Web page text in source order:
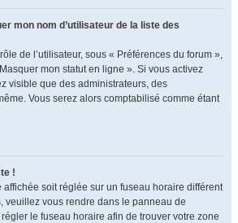
mon nom d’utilisateur de la liste des
de l’utilisateur, sous « Préférences du forum »,
mon statut en ligne ». Si vous activez
visible que des administrateurs, des
Vous serez alors comptabilisé comme étant
!
affichée soit réglée sur un fuseau horaire différent
veuillez vous rendre dans le panneau de
le fuseau horaire afin de trouver votre zone